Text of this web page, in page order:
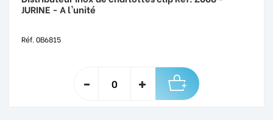
JURINE - A l'unité
Réf. 0B6815